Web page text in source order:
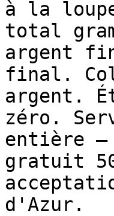
à la
total
argent
final.
argent.
zéro.
entière —
gratuit
d'Azur.